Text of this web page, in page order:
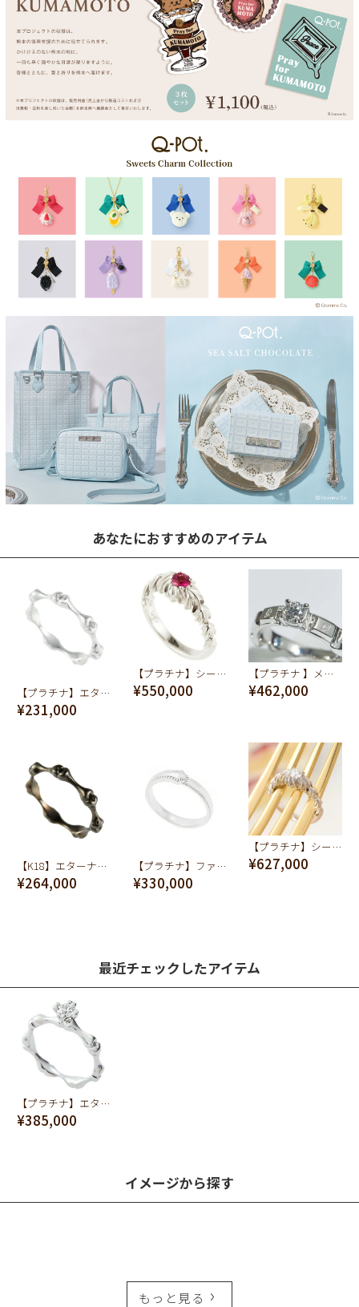
あなたにおすすめのアイテム
【プラチナ】エターナル ボーン リング【オーダージュエリー】【受注予約】
¥231,000
【プラチナ】シークレットシュガー&ホイップ ルビー リング【オーダージュエリー】【受注予約】
¥550,000
【プラチナ 】メルティーチョコレートダイヤモンド リング【オーダージュエリー】【受注予約】
¥462,000
【K18】エターナル ボーン リング【オーダージュエリー】【受注予約】
¥264,000
【プラチナ】ファーストバイトフォーク リング【オーダージュエリー】【受注予約】
¥330,000
【プラチナ】シークレットシュガー&ホイップ ダイヤモンド リング【オーダージュエリー】【受注予約】
¥627,000
最近チェックしたアイテム
【プラチナ】エターナル ボーン ダイヤモンド リング【オーダージュエリー】【受注予約】
¥385,000
イメージから探す
もっと見る